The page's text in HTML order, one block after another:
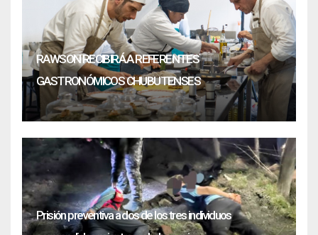
RAWSON RECIBIRÁ A REFERENTES
GASTRONÓMICOS CHUBUTENSES
Prisión preventiva a dos de los tres individuos